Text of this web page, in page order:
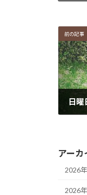
前の記事
日曜
アーカ
2026
2026